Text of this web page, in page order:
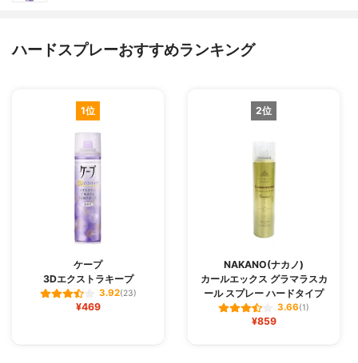
ハードスプレーおすすめランキング
1位
ケープ
3Dエクストラキープ
3.92(23)
¥469
2位
NAKANO(ナカノ)
カールエックス グラマラスカ
ール スプレー ハードタイプ
3.66(1)
¥859